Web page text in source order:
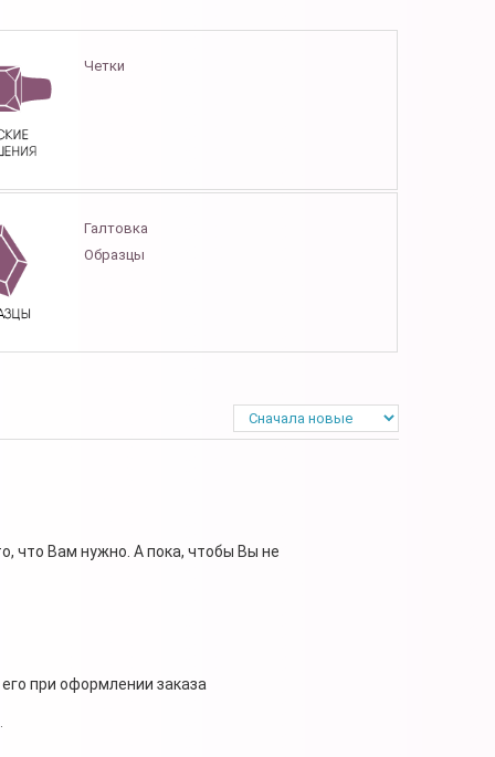
Четки
Галтовка
Образцы
что Вам нужно. А пока, чтобы Вы не
при оформлении заказа